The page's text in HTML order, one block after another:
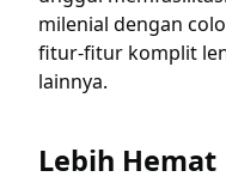
milenial dengan
fitur-fitur komplit
lainnya.
Lebih Hemat